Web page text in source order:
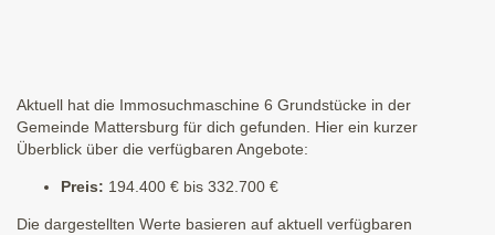
Aktuell hat die Immosuchmaschine 6 Grundstücke in der
Gemeinde Mattersburg für dich gefunden. Hier ein kurzer
Überblick über die verfügbaren Angebote:
Preis: 194.400 € bis 332.700 €
Die dargestellten Werte basieren auf aktuell verfügbaren